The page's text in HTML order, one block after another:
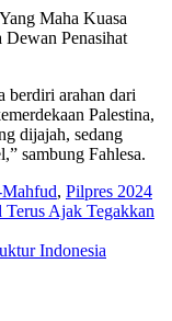
Maha Kuasa
Dewan Penasihat
berdiri arahan dari
Palestina,
dijajah, sedang
sambung Fahlesa.
, Pilpres 2024
Ajak Tegakkan
Indonesia